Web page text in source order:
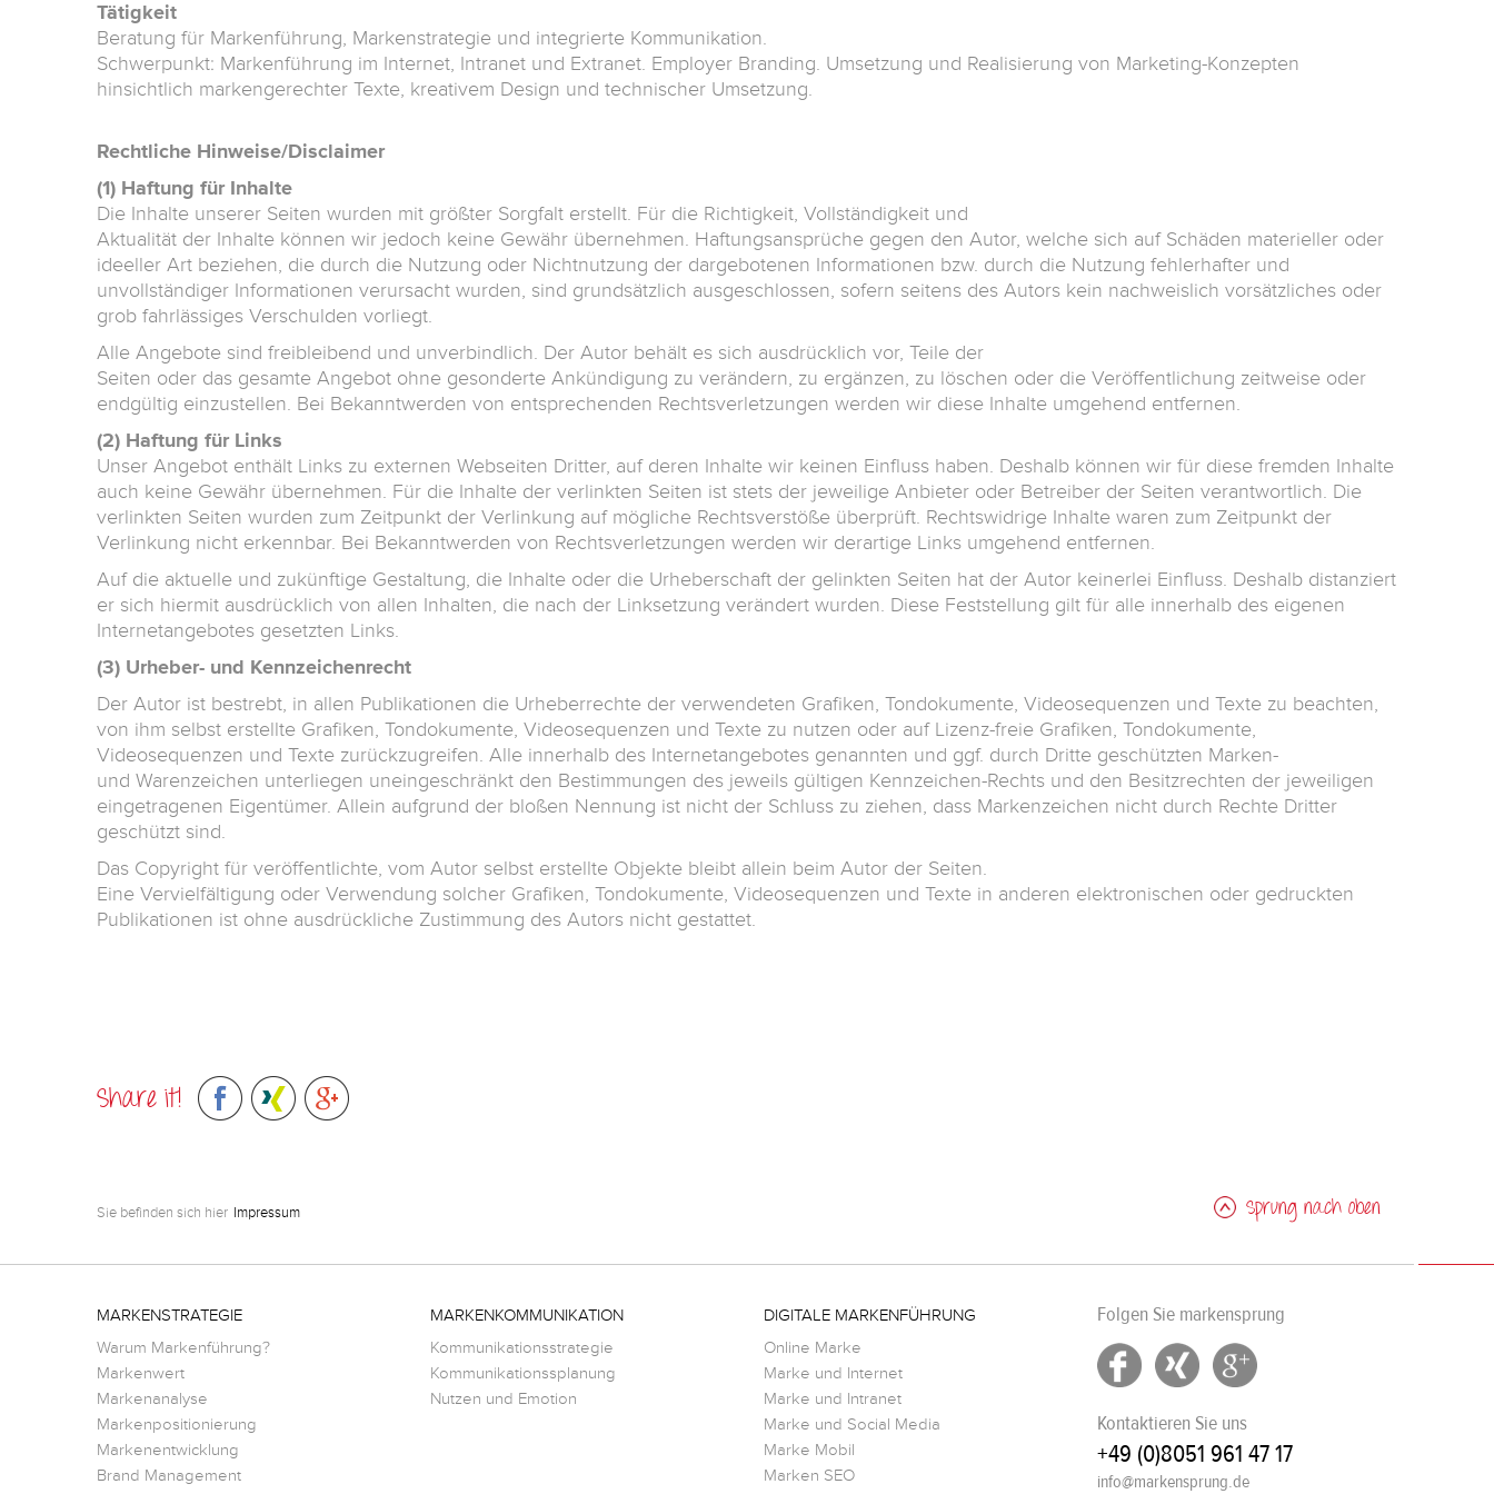
Tätigkeit
Beratung für Markenführung, Markenstrategie und integrierte Kommunikation.
Schwerpunkt: Markenführung im Internet, Intranet und Extranet. Employer Branding. Umsetzung und Realisierung von Marketing-Konzepten
hinsichtlich markengerechter Texte, kreativem Design und technischer Umsetzung.
Rechtliche Hinweise/Disclaimer
(1) Haftung für Inhalte
Die Inhalte unserer Seiten wurden mit größter Sorgfalt erstellt. Für die Richtigkeit, Vollständigkeit und
Aktualität der Inhalte können wir jedoch keine Gewähr übernehmen. Haftungsansprüche gegen den Autor, welche sich auf Schäden materieller oder
ideeller Art beziehen, die durch die Nutzung oder Nichtnutzung der dargebotenen Informationen bzw. durch die Nutzung fehlerhafter und
unvollständiger Informationen verursacht wurden, sind grundsätzlich ausgeschlossen, sofern seitens des Autors kein nachweislich vorsätzliches oder
grob fahrlässiges Verschulden vorliegt.
Alle Angebote sind freibleibend und unverbindlich. Der Autor behält es sich ausdrücklich vor, Teile der
Seiten oder das gesamte Angebot ohne gesonderte Ankündigung zu verändern, zu ergänzen, zu löschen oder die Veröffentlichung zeitweise oder
endgültig einzustellen. Bei Bekanntwerden von entsprechenden Rechtsverletzungen werden wir diese Inhalte umgehend entfernen.
(2) Haftung für Links
Unser Angebot enthält Links zu externen Webseiten Dritter, auf deren Inhalte wir keinen Einfluss haben. Deshalb können wir für diese fremden Inhalte
auch keine Gewähr übernehmen. Für die Inhalte der verlinkten Seiten ist stets der jeweilige Anbieter oder Betreiber der Seiten verantwortlich. Die
verlinkten Seiten wurden zum Zeitpunkt der Verlinkung auf mögliche Rechtsverstöße überprüft. Rechtswidrige Inhalte waren zum Zeitpunkt der
Verlinkung nicht erkennbar. Bei Bekanntwerden von Rechtsverletzungen werden wir derartige Links umgehend entfernen.
Auf die aktuelle und zukünftige Gestaltung, die Inhalte oder die Urheberschaft der gelinkten Seiten hat der Autor keinerlei Einfluss. Deshalb distanziert
er sich hiermit ausdrücklich von allen Inhalten, die nach der Linksetzung verändert wurden. Diese Feststellung gilt für alle innerhalb des eigenen
Internetangebotes gesetzten Links.
(3) Urheber- und Kennzeichenrecht
Der Autor ist bestrebt, in allen Publikationen die Urheberrechte der verwendeten Grafiken, Tondokumente, Videosequenzen und Texte zu beachten,
von ihm selbst erstellte Grafiken, Tondokumente, Videosequenzen und Texte zu nutzen oder auf Lizenz-freie Grafiken, Tondokumente,
Videosequenzen und Texte zurückzugreifen. Alle innerhalb des Internetangebotes genannten und ggf. durch Dritte geschützten Marken-
und Warenzeichen unterliegen uneingeschränkt den Bestimmungen des jeweils gültigen Kennzeichen-Rechts und den Besitzrechten der jeweiligen
eingetragenen Eigentümer. Allein aufgrund der bloßen Nennung ist nicht der Schluss zu ziehen, dass Markenzeichen nicht durch Rechte Dritter
geschützt sind.
Das Copyright für veröffentlichte, vom Autor selbst erstellte Objekte bleibt allein beim Autor der Seiten.
Eine Vervielfältigung oder Verwendung solcher Grafiken, Tondokumente, Videosequenzen und Texte in anderen elektronischen oder gedruckten
Publikationen ist ohne ausdrückliche Zustimmung des Autors nicht gestattet.
Share it!
Sie befinden sich hier Impressum Sprung nach oben
MARKENSTRATEGIE
Warum Markenführung?
Markenwert
Markenanalyse
Markenpositionierung
Markenentwicklung
Brand Management
MARKENKOMMUNIKATION
Kommunikationsstrategie
Kommunikationssplanung
Nutzen und Emotion
DIGITALE MARKENFÜHRUNG
Online Marke
Marke und Internet
Marke und Intranet
Marke und Social Media
Marke Mobil
Marken SEO
Folgen Sie markensprung
Kontaktieren Sie uns
+49 (0)8051 961 47 17
info@markensprung.de